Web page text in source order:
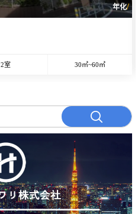
年化/
2室 30㎡~60㎡